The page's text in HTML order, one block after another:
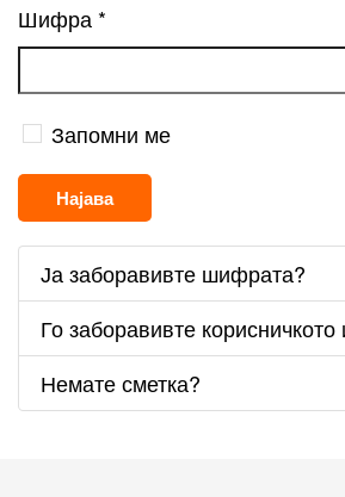
Шифра *
Запомни ме
Најава
Ја заборавивте шифрата?
Го заборавивте
Немате сметка?